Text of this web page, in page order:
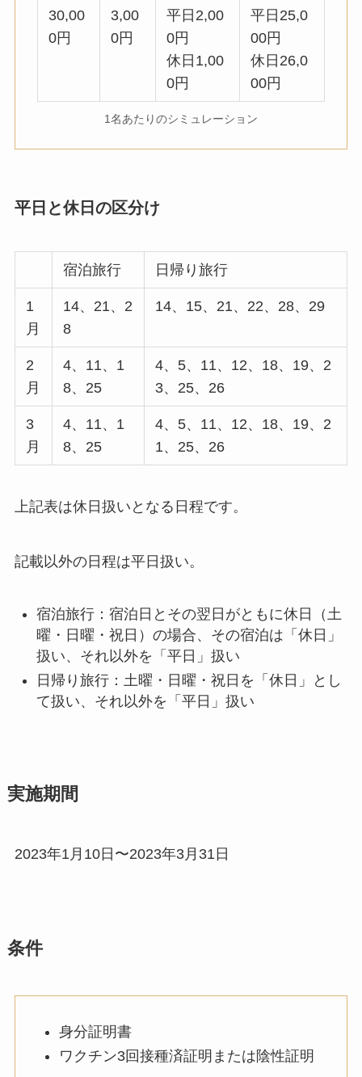
30,00
0円
3,00
0円
平日2,00
0円
休日1,00
0円
平日25,0
00円
休日26,0
00円
1名あたりのシミュレーション
平日と休日の区分け
宿泊旅行 日帰り旅行
1
月
14、21、2
8
14、15、21、22、28、29
2
月
4、11、1
8、25
4、5、11、12、18、19、2
3、25、26
3
月
4、11、1
8、25
4、5、11、12、18、19、2
1、25、26
上記表は休日扱いとなる日程です。
記載以外の日程は平日扱い。
宿泊旅行：宿泊日とその翌日がともに休日（土
曜・日曜・祝日）の場合、その宿泊は「休日」
扱い、それ以外を「平日」扱い
日帰り旅行：土曜・日曜・祝日を「休日」とし
て扱い、それ以外を「平日」扱い
実施期間
2023年1月10日〜2023年3月31日
条件
身分証明書
ワクチン3回接種済証明または陰性証明